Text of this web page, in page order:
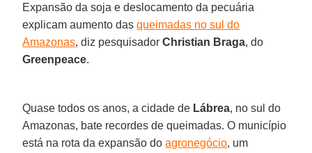
Expansão da soja e deslocamento da pecuária
explicam aumento dasqueimadas no sul do
Amazonas, diz pesquisadorChristian Braga, do
Greenpeace.
Quase todos os anos, a cidade de Lábrea, no sul do
Amazonas, bate recordes de queimadas. O município
está na rota da expansão doagronegócio, um